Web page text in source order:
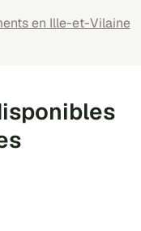
en Ille-et-Vilaine